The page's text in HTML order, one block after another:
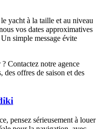
yacht à la taille et au niveau
vos dates approximatives
simple message évite
Contactez notre agence
des offres de saison et des
pensez sérieusement à louer